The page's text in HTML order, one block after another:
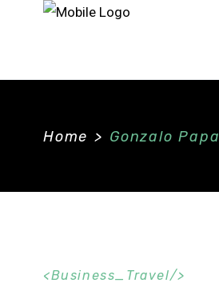
Home > Gonzalo
Business_Travel